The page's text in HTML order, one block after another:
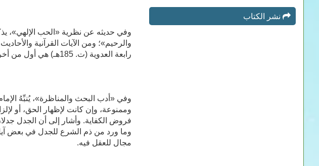
نشر الكتاب
وفي حديثه عن نظرية «الحب الإلهي»،
والرحيم»؛ ومن الآيات القرآنية
رابعة العدوية (ت. 185هـ) هي أول من أخرجت التصوف من الخضوع لعامل الخوف إلى الخضوع لعامل الحب.
وفي «أدب البحث والمناظرة»، يُنبِّهُ
وممنوعة، وإن كانت لإظهار الحق، أو
فروض الكفاية. وأشار إلى أن الجدل
وما ورد من ذم الشرع للجدل في بعض آيات
مجال للعقل فيه.